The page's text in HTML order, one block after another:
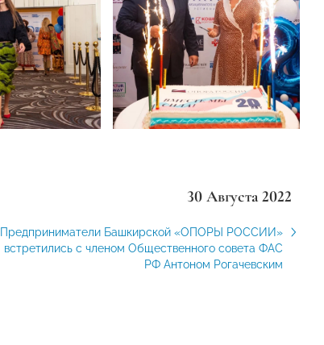
30 Августа 2022
Предприниматели Башкирской «ОПОРЫ РОССИИ»
встретились с членом Общественного совета ФАС
РФ Антоном Рогачевским